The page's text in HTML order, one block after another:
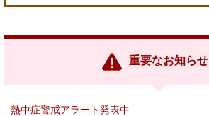
リ
重要なお知らせ
熱中症警戒アラート発表中